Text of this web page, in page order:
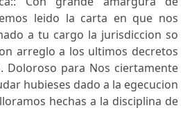
leido la carta en que nos
a tu cargo la jurisdiccion so
arreglo a los ultimos decretos
Doloroso para Nos ciertamente
hubieses dado a la egecucion
hechas a la disciplina de